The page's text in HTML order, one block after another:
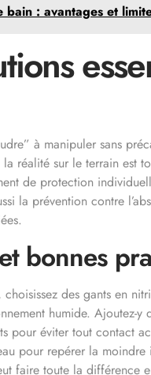
bain : avantages et
à manipuler sans
réalité sur le terrain est
de protection
la prévention contre
bonnes
des gants en
humide. Ajoutez-
pour éviter tout contact
pour repérer la
faire toute la différence